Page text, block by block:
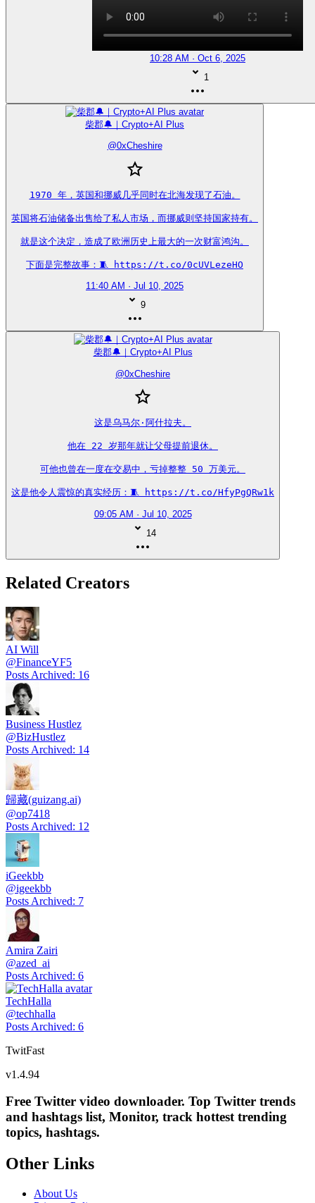
10:28 AM · Oct 6, 2025
1
柴郡🔔｜Crypto+AI Plus
@0xCheshire
1970 年，英国和挪威几乎同时在北海发现了石油。
英国将石油储备出售给了私人市场，而挪威则坚持国家持有。
就是这个决定，造成了欧洲历史上最大的一次财富鸿沟。
下面是完整故事：🧵 https://t.co/0cUVLezeHO
11:40 AM · Jul 10, 2025
9
柴郡🔔｜Crypto+AI Plus
@0xCheshire
这是乌马尔·阿什拉夫。
他在 22 岁那年就让父母提前退休。
可他也曾在一度在交易中，亏掉整整 50 万美元。
这是他令人震惊的真实经历：🧵 https://t.co/HfyPgQRw1k
09:05 AM · Jul 10, 2025
14
Related Creators
AI Will
@FinanceYF5
Posts Archived: 16
Business Hustlez
@BizHustlez
Posts Archived: 14
歸藏(guizang.ai)
@op7418
Posts Archived: 12
iGeekbb
@igeekbb
Posts Archived: 7
Amira Zairi
@azed_ai
Posts Archived: 6
TechHalla
@techhalla
Posts Archived: 6
TwitFast
v1.4.94
Free Twitter video downloader. Top Twitter trends
and hashtags list, Monitor, track hottest trending
topics, hashtags.
Other Links
About Us